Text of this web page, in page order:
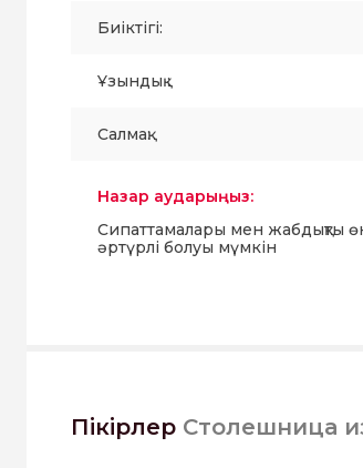
Биіктігі:
Ұзындық :
Салмақ:
Назар аударыңыз:
Сипаттамалары мен жабдықты
әртүрлі болуы мүмкін
Пікірлер Столешница